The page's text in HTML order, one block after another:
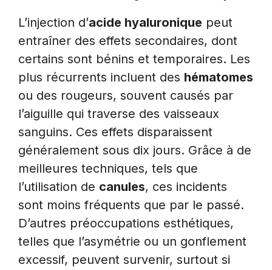
L’injection d’acide hyaluronique peut
entraîner des effets secondaires, dont
certains sont bénins et temporaires. Les
plus récurrents incluent des hématomes
ou des rougeurs, souvent causés par
l’aiguille qui traverse des vaisseaux
sanguins. Ces effets disparaissent
généralement sous dix jours. Grâce à de
meilleures techniques, tels que
l’utilisation de canules, ces incidents
sont moins fréquents que par le passé.
D’autres préoccupations esthétiques,
telles que l’asymétrie ou un gonflement
excessif, peuvent survenir, surtout si